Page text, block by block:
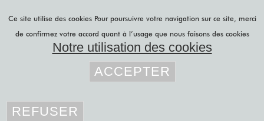
projets b to b
Vous êtes iciprojets b to b »
grands formats
Ce site utilise des cookies Pour poursuivre votre navigation sur ce site, merci
de confirmez votre accord quant à l’usage que nous faisons des cookies
Notre utilisation des cookies
ACCEPTER
REFUSER